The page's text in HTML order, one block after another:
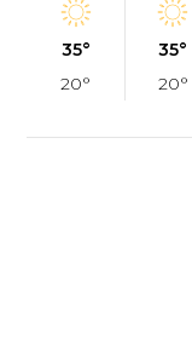
35°
20°
35°
20°